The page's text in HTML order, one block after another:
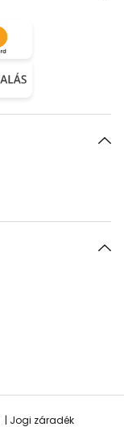
Jogi záradék